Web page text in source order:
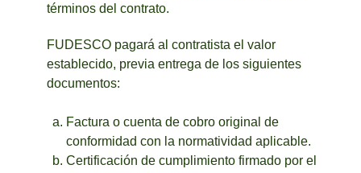
términos del contrato.
FUDESCO pagará al contratista el valor
establecido, previa entrega de los siguientes
documentos:
Factura o cuenta de cobro original de
conformidad con la normatividad aplicable.
Certificación de cumplimiento firmado por el